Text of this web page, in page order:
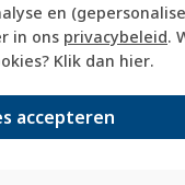
en
in ons privacybeleid.
Klik dan hier.
accepteren
veilig